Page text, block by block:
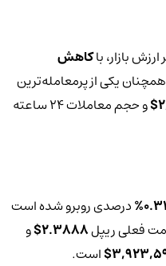
بازار، باکاهش
همچنان یکی از پرمعامله‌ترین
و حجم معاملات 24 ساعته
درصدی روبرو شده است
فعلی ریپل2.3888$ و
است.